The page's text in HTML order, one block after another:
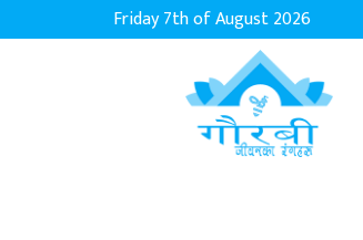
Friday 7th of August 2026